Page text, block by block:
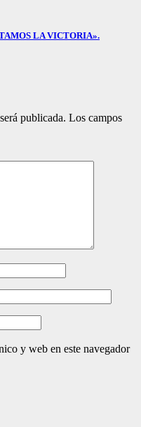
LA VICTORIA».
publicada. Los campos
y web en este navegador